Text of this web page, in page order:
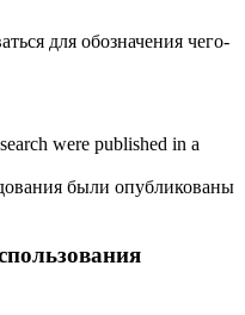
для обозначения чего-
were published in a
были опубликованы